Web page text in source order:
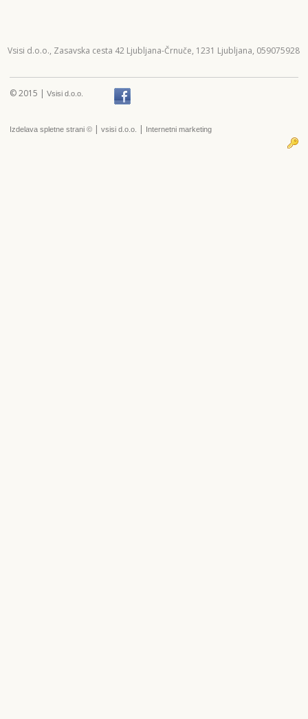
Vsisi d.o.o., Zasavska cesta 42 Ljubljana-Črnuče, 1231 Ljubljana, 059075928
© 2015 | Vsisi d.o.o.
Izdelava spletne strani © | vsisi d.o.o. | Internetni marketing